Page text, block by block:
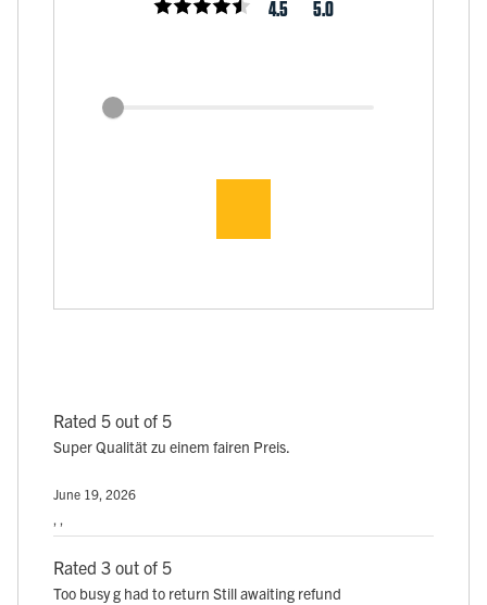
4.5 5.0
Rated 5 out of 5
Super Qualität zu einem fairen Preis.
June 19, 2026
, ,
Rated 3 out of 5
Too busy g had to return Still awaiting refund